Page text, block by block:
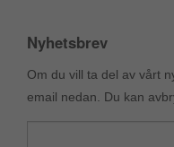
Nyhetsbrev
Om du vill ta del av vårt
email nedan. Du kan